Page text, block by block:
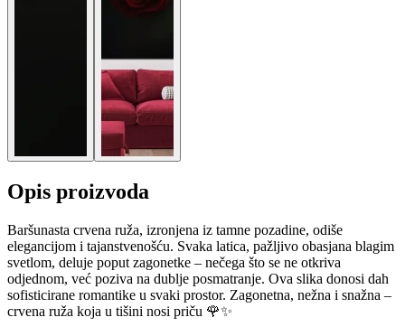
Opis proizvoda
Baršunasta crvena ruža, izronjena iz tamne pozadine, odiše
elegancijom i tajanstvenošću. Svaka latica, pažljivo obasjana blagim
svetlom, deluje poput zagonetke – nečega što se ne otkriva
odjednom, već poziva na dublje posmatranje. Ova slika donosi dah
sofisticirane romantike u svaki prostor. Zagonetna, nežna i snažna –
crvena ruža koja u tišini nosi priču 🌹✨